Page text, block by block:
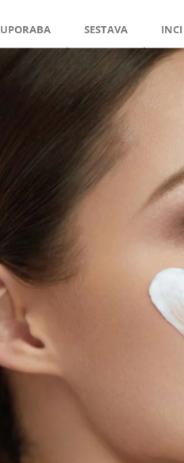
UPORABA SESTAVA INCI